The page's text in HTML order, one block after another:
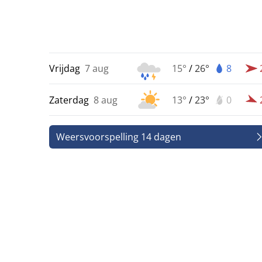
Vrijdag 7 aug 15° /26° 8
Zaterdag 8 aug 13° /23° 0
Weersvoorspelling 14 dagen